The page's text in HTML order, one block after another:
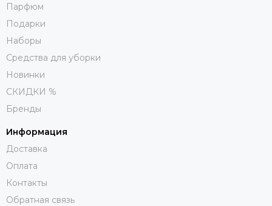
Парфюм
Подарки
Наборы
Средства для уборки
Новинки
СКИДКИ %
Бренды
Информация
Доставка
Оплата
Контакты
Обратная связь